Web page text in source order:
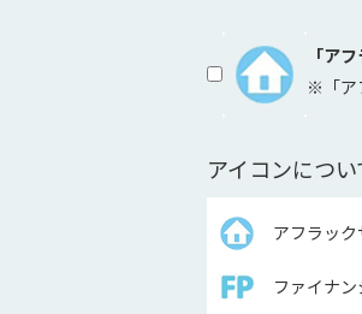
「ア
※「ア
アイコンについ
アフラッ
ファイナ